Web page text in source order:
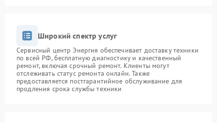
Широкий спектр услуг
Сервисный центр Энергия обеспечивает доставку техники
по всей РФ, бесплатную диагностику и качественный
ремонт, включая срочный ремонт. Клиенты могут
отслеживать статус ремонта онлайн. Также
предоставляется постгарантийное обслуживание для
продления срока службы техники